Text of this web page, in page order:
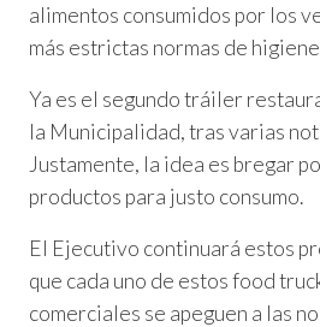
alimentos consumidos por los
más estrictas normas de
Ya es el segundo tráiler
la Municipalidad, tras varias
Justamente, la idea es bregar
productos para justo consumo.
El Ejecutivo continuará estos
que cada uno de estos food
comerciales se apeguen a las